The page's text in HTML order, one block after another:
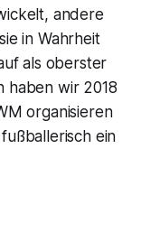
andere
in Wahrheit
als oberster
haben wir 2018
organisieren
ein